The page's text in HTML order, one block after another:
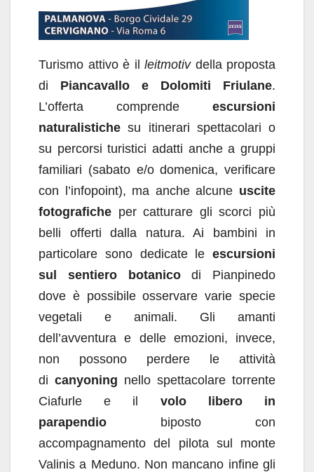
Turismo attivo è il leitmotivdella proposta
di Piancavallo e Dolomiti Friulane.
L’offerta comprende escursioni
naturalistichesu itinerari spettacolari o
su percorsi turistici adatti anche a gruppi
familiari (sabato e/o domenica, verificare
con l’infopoint), ma anche alcune uscite
fotografiche per catturare gli scorci più
belli offerti dalla natura. Ai bambini in
particolare sono dedicate le escursioni
sul sentiero botanicodi Pianpinedo
dove è possibile osservare varie specie
vegetali e animali. Gli amanti
dell’avventura e delle emozioni, invece,
non possono perdere le attività
di canyoning nello spettacolare torrente
Ciafurle e il volo libero in
parapendio biposto con
accompagnamento del pilota sul monte
Valinis a Meduno. Non mancano infine gli